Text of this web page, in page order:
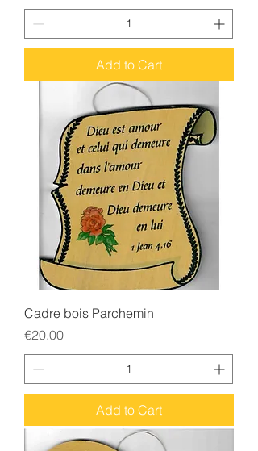
Add to Cart
Cadre bois Parchemin
Price
€20.00
Add to Cart